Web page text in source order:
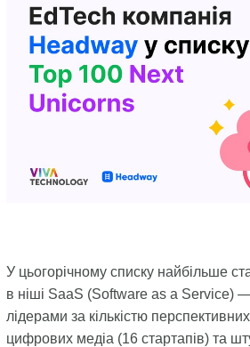
У цьогорічному списку найбільше
в ніші SaaS (Software as a Service)
лідерами за кількістю
цифрових медіа (16 стартапів) та